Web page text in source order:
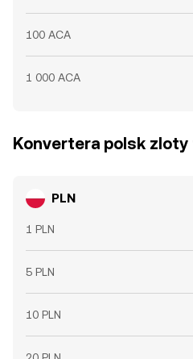
100 ACA
1 000 ACA
Konvertera polsk zloty
PLN
1 PLN
5 PLN
10 PLN